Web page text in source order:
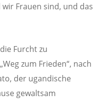
Frauen sind, und das
Furcht zu
zum Frieden“, nach
der ugandische
gewaltsam